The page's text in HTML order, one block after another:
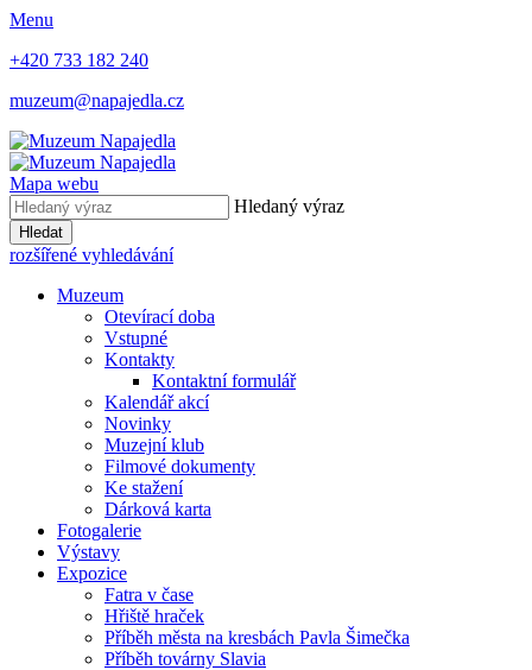
Menu
+420 733 182 240
muzeum@napajedla.cz
Mapa webu
Hledaný výraz
Hledat
rozšířené vyhledávání
Muzeum
Otevírací doba
Vstupné
Kontakty
Kontaktní formulář
Kalendář akcí
Novinky
Muzejní klub
Filmové dokumenty
Ke stažení
Dárková karta
Fotogalerie
Výstavy
Expozice
Fatra v čase
Hřiště hraček
Příběh města na kresbách Pavla Šimečka
Příběh továrny Slavia